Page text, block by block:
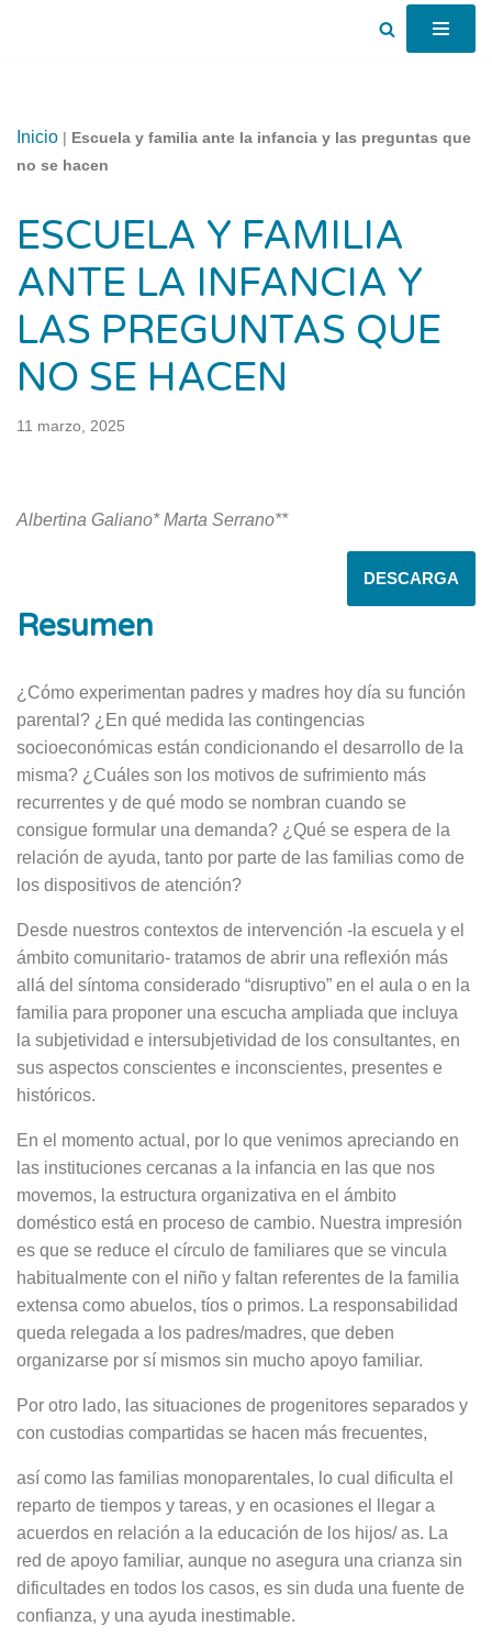
Inicio | Escuela y familia ante la infancia y las preguntas que
no se hacen
ESCUELA Y FAMILIA
ANTE LA INFANCIA Y
LAS PREGUNTAS QUE
NO SE HACEN
11 marzo, 2025
Albertina Galiano*Marta Serrano**
DESCARGA
Resumen
¿Cómo experimentan padres y madres hoy día su función
parental? ¿En qué medida las contingencias
socioeconómicas están condicionando el desarrollo de la
misma? ¿Cuáles son los motivos de sufrimiento más
recurrentes y de qué modo se nombran cuando se
consigue formular una demanda? ¿Qué se espera de la
relación de ayuda, tanto por parte de las familias como de
los dispositivos de atención?
Desde nuestros contextos de intervención -la escuela y el
ámbito comunitario- tratamos de abrir una reflexión más
allá del síntoma considerado “disruptivo” en el aula o en la
familia para proponer una escucha ampliada que incluya
la subjetividad e intersubjetividad de los consultantes, en
sus aspectos conscientes e inconscientes, presentes e
históricos.
En el momento actual, por lo que venimos apreciando en
las instituciones cercanas a la infancia en las que nos
movemos, la estructura organizativa en el ámbito
doméstico está en proceso de cambio. Nuestra impresión
es que se reduce el círculo de familiares que se vincula
habitualmente con el niño y faltan referentes de la familia
extensa como abuelos, tíos o primos. La responsabilidad
queda relegada a los padres/madres, que deben
organizarse por sí mismos sin mucho apoyo familiar.
Por otro lado, las situaciones de progenitores separados y
con custodias compartidas se hacen más frecuentes,
así como las familias monoparentales, lo cual dificulta el
reparto de tiempos y tareas, y en ocasiones el llegar a
acuerdos en relación a la educación de los hijos/ as. La
red de apoyo familiar, aunque no asegura una crianza sin
dificultades en todos los casos, es sin duda una fuente de
confianza, y una ayuda inestimable.